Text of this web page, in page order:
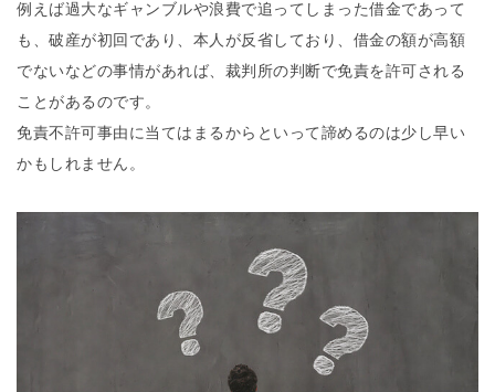
例えば過大なギャンブルや浪費で追ってしまった借金であって
も、破産が初回であり、本人が反省しており、借金の額が高額
でないなどの事情があれば、裁判所の判断で免責を許可される
ことがあるのです。
免責不許可事由に当てはまるからといって諦めるのは少し早い
かもしれません。